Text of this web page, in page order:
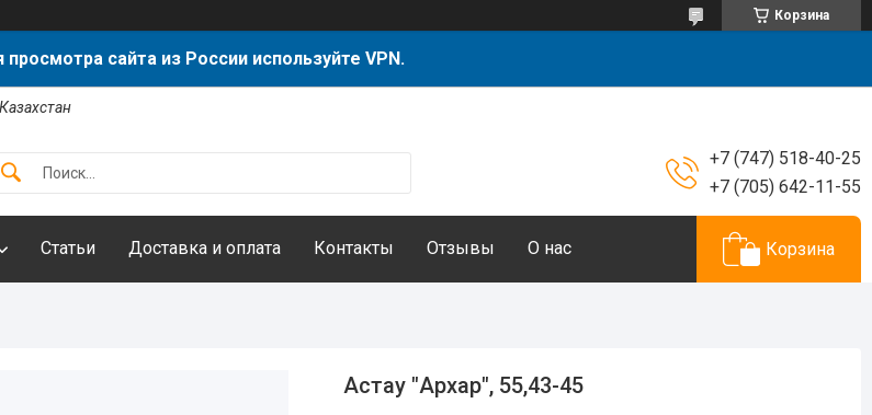
Корзина
сайта из России используйте VPN.
+7 (747) 518-40-25
+7 (705) 642-11-55
Статьи Доставка и оплата Контакты Отзывы О нас Корзина
Астау "Архар", 55,43-45